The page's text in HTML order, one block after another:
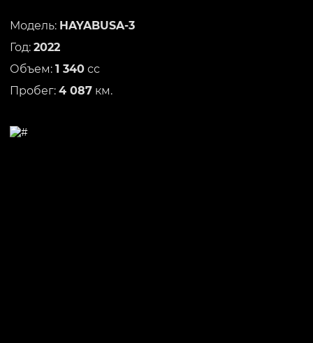
Модель: HAYABUSA-3
Год: 2022
Объем: 1 340 сс
Пробег: 4 087 км.